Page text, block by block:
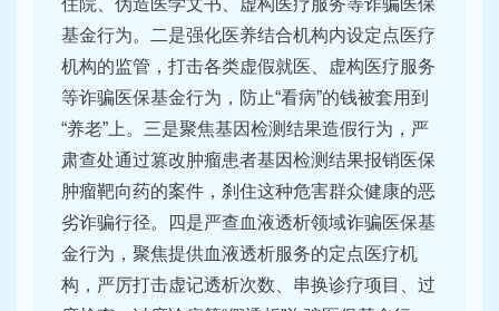
住院、伪造医学文书、虚构医疗服务等诈骗医保
基金行为。二是强化医养结合机构内设定点医疗
机构的监管，打击各类虚假就医、虚构医疗服务
等诈骗医保基金行为，防止“看病”的钱被套用到
“养老”上。三是聚焦基因检测结果造假行为，严
肃查处通过篡改肿瘤患者基因检测结果报销医保
肿瘤靶向药的案件，刹住这种危害群众健康的恶
劣诈骗行径。四是严查血液透析领域诈骗医保基
金行为，聚焦提供血液透析服务的定点医疗机
构，严厉打击虚记透析次数、串换诊疗项目、过